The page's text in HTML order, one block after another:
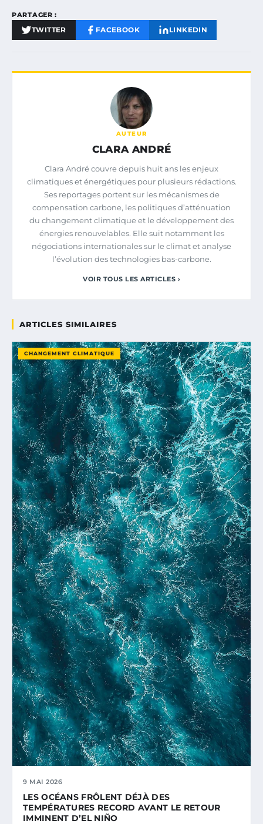
PARTAGER :
TWITTER FACEBOOK LINKEDIN
AUTEUR
CLARA ANDRÉ
Clara André couvre depuis huit ans les enjeux
climatiques et énergétiques pour plusieurs rédactions.
Ses reportages portent sur les mécanismes de
compensation carbone, les politiques d’atténuation
du changement climatique et le développement des
énergies renouvelables. Elle suit notamment les
négociations internationales sur le climat et analyse
l’évolution des technologies bas-carbone.
VOIR TOUS LES ARTICLES ›
ARTICLES SIMILAIRES
CHANGEMENT CLIMATIQUE
9 MAI 2026
LES OCÉANS FRÔLENT DÉJÀ DES
TEMPÉRATURES RECORD AVANT LE RETOUR
IMMINENT D’EL NIÑO